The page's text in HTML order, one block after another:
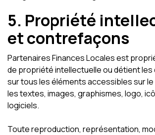
5. Propriété
et contrefaçons
Partenaires Finances Locales est
de propriété intellectuelle ou détient les
sur tous les éléments accessibles sur
les textes, images, graphismes, logo,
logiciels.
Toute reproduction, représentation,